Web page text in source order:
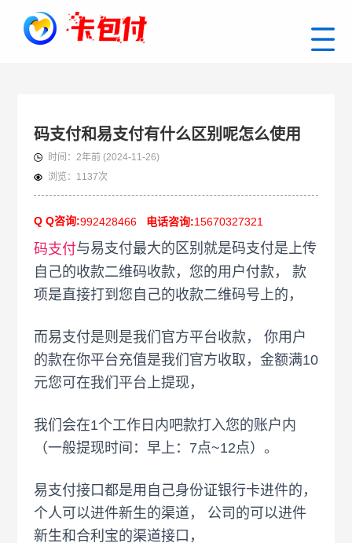
码支付和易支付有什么区别呢怎么使用
时间： 2年前(2024-11-26)
浏览：
1137次
Q Q咨询:992428466 电话咨询:15670327321
码支付与易支付最大的区别就是码支付是上传
自己的收款二维码收款，您的用户付款， 款
项是直接打到您自己的收款二维码号上的，
而易支付是则是我们官方平台收款， 你用户
的款在你平台充值是我们官方收取，金额满10
元您可在我们平台上提现，
我们会在1个工作日内吧款打入您的账户内
（一般提现时间：早上：7点~12点）。
易支付接口都是用自己身份证银行卡进件的，
个人可以进件新生的渠道， 公司的可以进件
新生和合利宝的渠道接口，